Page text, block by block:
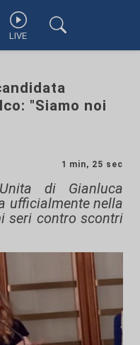
LIVE
"Siamo noi
1 min, 25 sec
di Gianluca
ufficialmente nella
seri contro scontri